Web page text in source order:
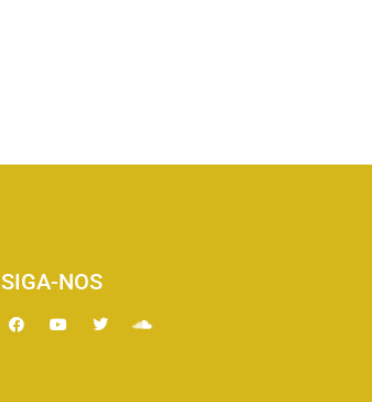
SIGA-NOS